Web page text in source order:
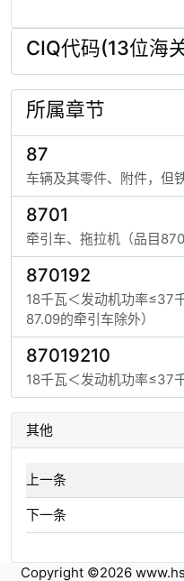
CIQ代码(13位海
所属章节
87
车辆及其零件、附件，但
8701
牵引车、拖拉机（品目
870192
18千瓦＜发动机功率≤37
87.09的牵引车除外）
87019210
18千瓦＜发动机功率≤37
其他
上一条
下一条
Copyright ©2026